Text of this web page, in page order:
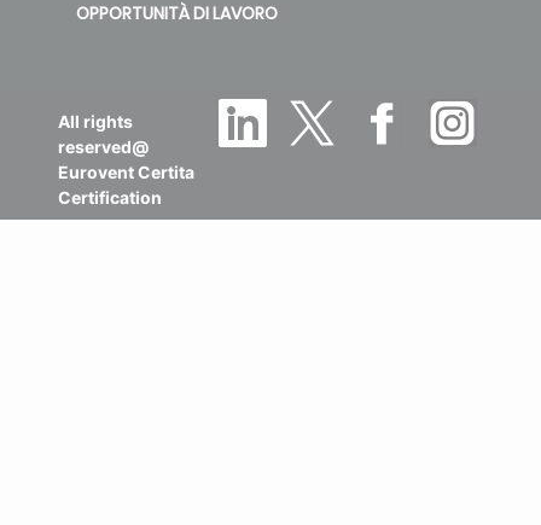
OPPORTUNITÀ DI LAVORO
All rights
reserved@
Eurovent Certita
Certification